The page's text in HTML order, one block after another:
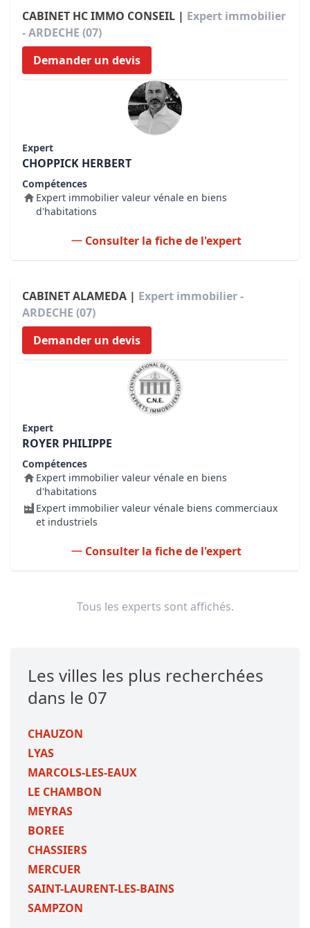
CABINET HC IMMO CONSEIL | Expert immobilier
- ARDECHE (07)
Demander un devis
Expert
CHOPPICK HERBERT
Compétences
Expert immobilier valeur vénale en biens
d'habitations
Consulter la fiche de l'expert
CABINET ALAMEDA | Expert immobilier -
ARDECHE (07)
Demander un devis
Expert
ROYER PHILIPPE
Compétences
Expert immobilier valeur vénale en biens
d'habitations
Expert immobilier valeur vénale biens commerciaux
et industriels
Consulter la fiche de l'expert
Tous les experts sont affichés.
Les villes les plus recherchées
dans le 07
CHAUZON
LYAS
MARCOLS-LES-EAUX
LE CHAMBON
MEYRAS
BOREE
CHASSIERS
MERCUER
SAINT-LAURENT-LES-BAINS
SAMPZON